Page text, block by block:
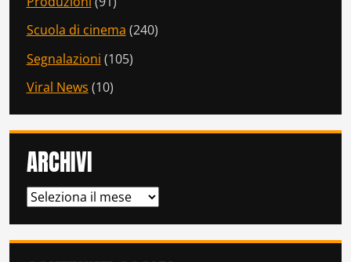
Scuola di cinema (240)
Segnalazioni (105)
Viral News (10)
ARCHIVI
ARCHIVI